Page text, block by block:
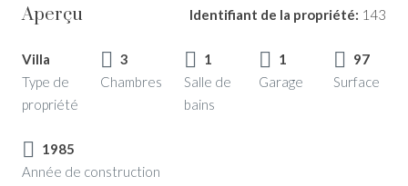
Aperçu Identifiant de la propriété: 143
Villa
Type de
propriété
3
Chambres
1
Salle de
bains
1
Garage
97
Surface
1985
Année de construction